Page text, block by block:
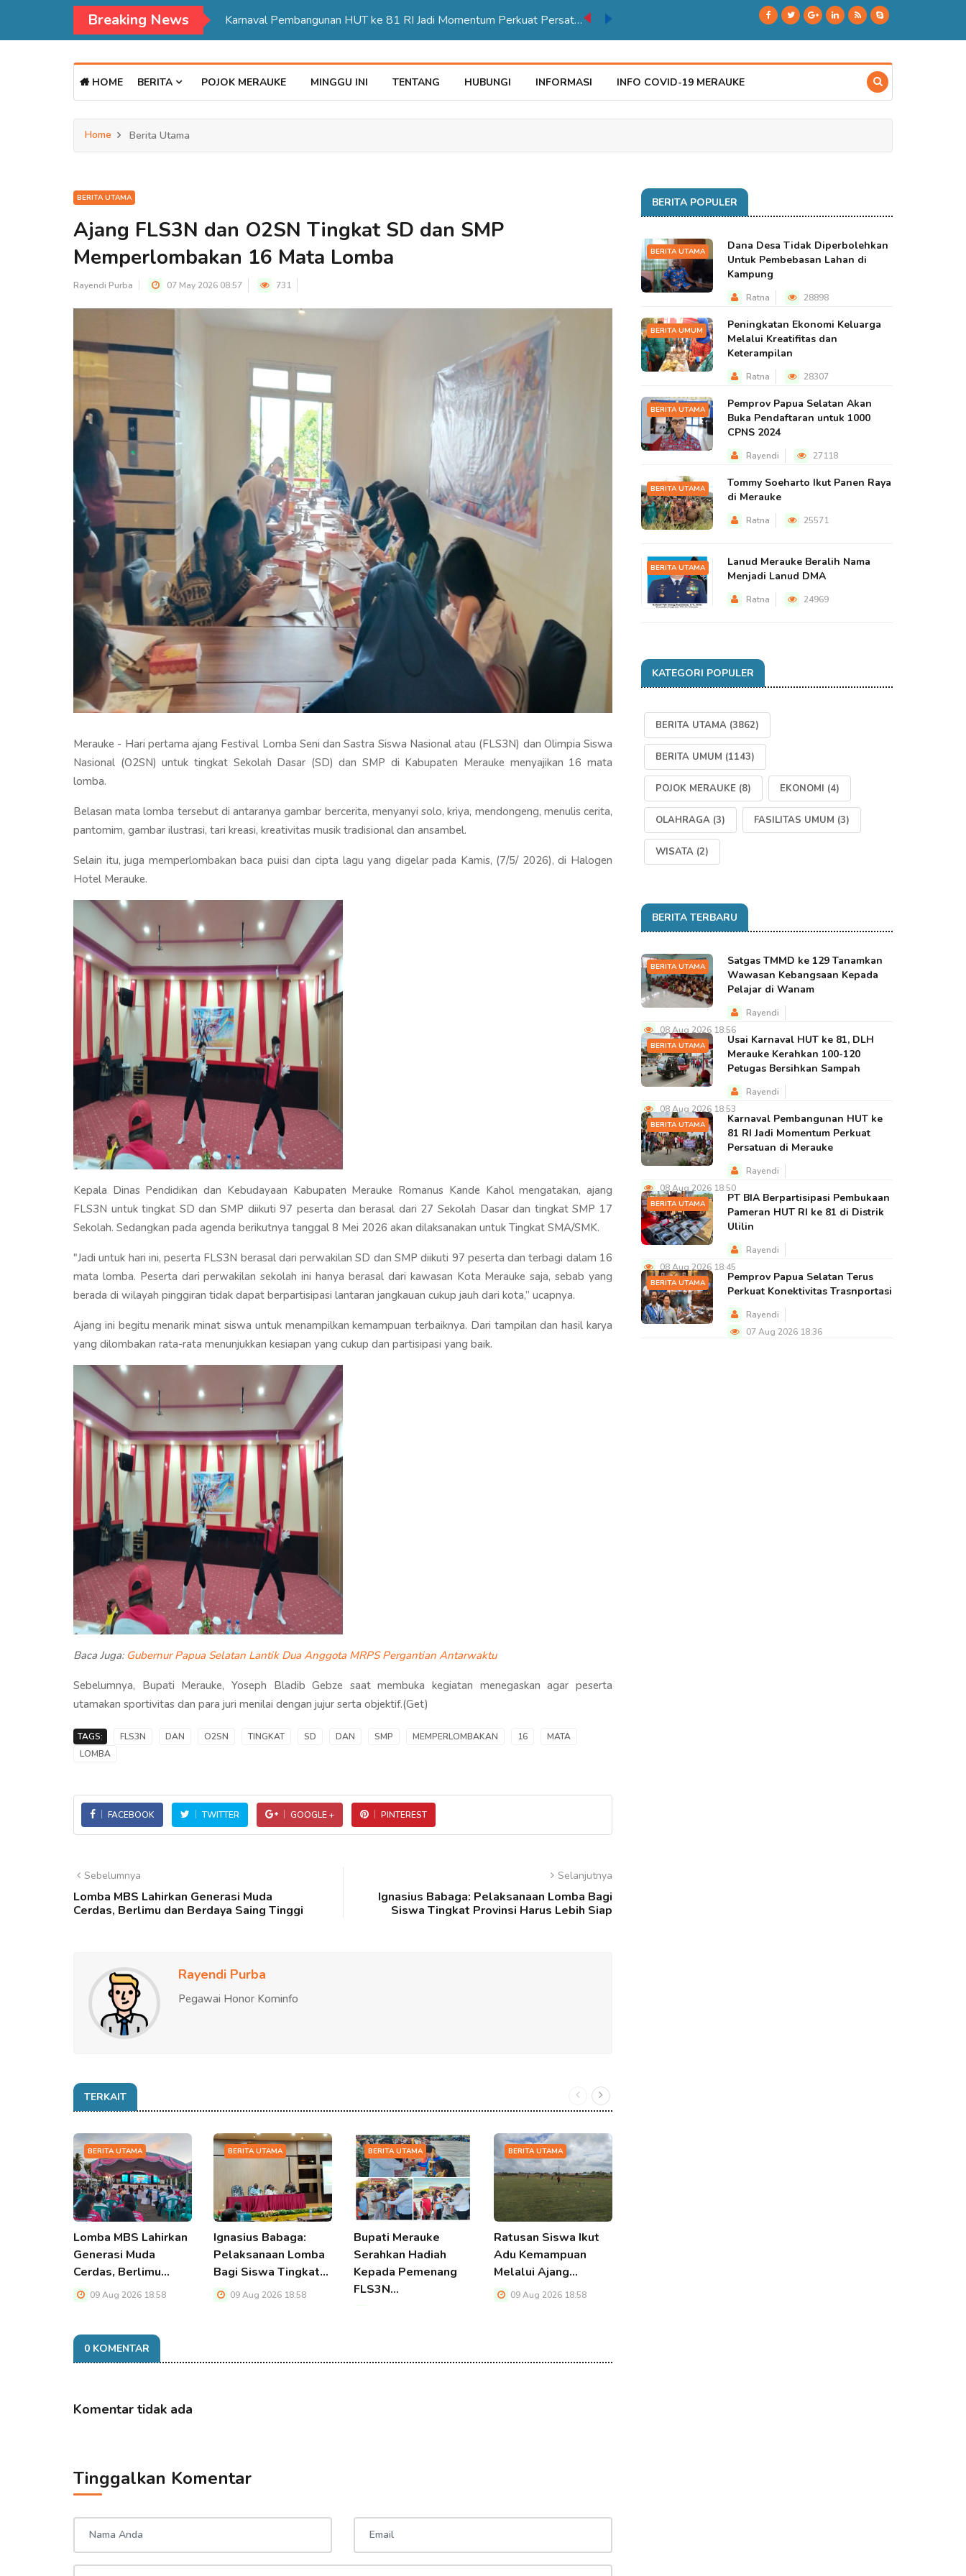
Breaking News Karnaval Pembangunan HUT ke 81 RI Jadi Momentum Perkuat Persatuan di Merauke
HOME BERITA POJOK MERAUKE MINGGU INI TENTANG HUBUNGI INFORMASI INFO COVID-19 MERAUKE
Home Berita Utama
BERITA UTAMA
Ajang FLS3N dan O2SN Tingkat SD dan SMP
Memperlombakan 16 Mata Lomba
Rayendi Purba 07 May 2026 08:57 731
Merauke - Hari pertama ajang Festival Lomba Seni dan Sastra Siswa Nasional atau (FLS3N) dan Olimpia Siswa
Nasional (O2SN) untuk tingkat Sekolah Dasar (SD) dan SMP di Kabupaten Merauke menyajikan 16 mata
lomba.
Belasan mata lomba tersebut di antaranya gambar bercerita, menyanyi solo, kriya, mendongeng, menulis cerita,
pantomim, gambar ilustrasi, tari kreasi, kreativitas musik tradisional dan ansambel.
Selain itu, juga memperlombakan baca puisi dan cipta lagu yang digelar pada Kamis, (7/5/ 2026), di Halogen
Hotel Merauke.
Kepala Dinas Pendidikan dan Kebudayaan Kabupaten Merauke Romanus Kande Kahol mengatakan, ajang
FLS3N untuk tingkat SD dan SMP diikuti 97 peserta dan berasal dari 27 Sekolah Dasar dan tingkat SMP 17
Sekolah. Sedangkan pada agenda berikutnya tanggal 8 Mei 2026 akan dilaksanakan untuk Tingkat SMA/SMK.
"Jadi untuk hari ini, peserta FLS3N berasal dari perwakilan SD dan SMP diikuti 97 peserta dan terbagi dalam 16
mata lomba. Peserta dari perwakilan sekolah ini hanya berasal dari kawasan Kota Merauke saja, sebab yang
berada di wilayah pinggiran tidak dapat berpartisipasi lantaran jangkauan cukup jauh dari kota,” ucapnya.
Ajang ini begitu menarik minat siswa untuk menampilkan kemampuan terbaiknya. Dari tampilan dan hasil karya
yang dilombakan rata-rata menunjukkan kesiapan yang cukup dan partisipasi yang baik.
Baca Juga: Gubernur Papua Selatan Lantik Dua Anggota MRPS Pergantian Antarwaktu
Sebelumnya, Bupati Merauke, Yoseph Bladib Gebze saat membuka kegiatan menegaskan agar peserta
utamakan sportivitas dan para juri menilai dengan jujur serta objektif.(Get)
TAGS: FLS3N DAN O2SN TINGKAT SD DAN SMP MEMPERLOMBAKAN 16
MATA
LOMBA
FACEBOOK TWITTER GOOGLE + PINTEREST
Sebelumnya
Lomba MBS Lahirkan Generasi Muda
Cerdas, Berlimu dan Berdaya Saing Tinggi
Selanjutnya
Ignasius Babaga: Pelaksanaan Lomba Bagi
Siswa Tingkat Provinsi Harus Lebih Siap
Rayendi Purba
Pegawai Honor Kominfo
TERKAIT
BERITA UTAMA
Lomba MBS Lahirkan
Generasi Muda
Cerdas, Berlimu…
09 Aug 2026 18:58
BERITA UTAMA
Ignasius Babaga:
Pelaksanaan Lomba
Bagi Siswa Tingkat…
09 Aug 2026 18:58
BERITA UTAMA
Bupati Merauke
Serahkan Hadiah
Kepada Pemenang
FLS3N…
BERITA UTAMA
Ratusan Siswa Ikut
Adu Kemampuan
Melalui Ajang…
09 Aug 2026 18:58
0 KOMENTAR
Komentar tidak ada
Tinggalkan Komentar
BERITA POPULER
BERITA UTAMA
Dana Desa Tidak Diperbolehkan
Untuk Pembebasan Lahan di
Kampung
Ratna 28898
BERITA UMUM
Peningkatan Ekonomi Keluarga
Melalui Kreatifitas dan
Keterampilan
Ratna 28307
BERITA UTAMA
Pemprov Papua Selatan Akan
Buka Pendaftaran untuk 1000
CPNS 2024
Rayendi 27118
BERITA UTAMA
Tommy Soeharto Ikut Panen Raya
di Merauke
Ratna 25571
BERITA UTAMA
Lanud Merauke Beralih Nama
Menjadi Lanud DMA
Ratna 24969
KATEGORI POPULER
BERITA UTAMA (3862)
BERITA UMUM (1143)
POJOK MERAUKE (8) EKONOMI (4)
OLAHRAGA (3) FASILITAS UMUM (3)
WISATA (2)
BERITA TERBARU
BERITA UTAMA
Satgas TMMD ke 129 Tanamkan
Wawasan Kebangsaan Kepada
Pelajar di Wanam
Rayendi
08 Aug 2026 18:56
BERITA UTAMA
Usai Karnaval HUT ke 81, DLH
Merauke Kerahkan 100-120
Petugas Bersihkan Sampah
Rayendi
08 Aug 2026 18:53
BERITA UTAMA
Karnaval Pembangunan HUT ke
81 RI Jadi Momentum Perkuat
Persatuan di Merauke
Rayendi
08 Aug 2026 18:50
BERITA UTAMA
PT BIA Berpartisipasi Pembukaan
Pameran HUT RI ke 81 di Distrik
Ulilin
Rayendi
08 Aug 2026 18:45
BERITA UTAMA
Pemprov Papua Selatan Terus
Perkuat Konektivitas Trasnportasi
Rayendi
07 Aug 2026 18:36